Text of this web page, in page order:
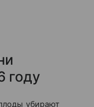
году
убирают